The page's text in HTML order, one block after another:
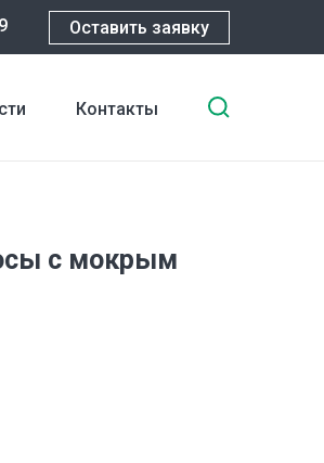
Оставить заявку
Контакты
с мокрым